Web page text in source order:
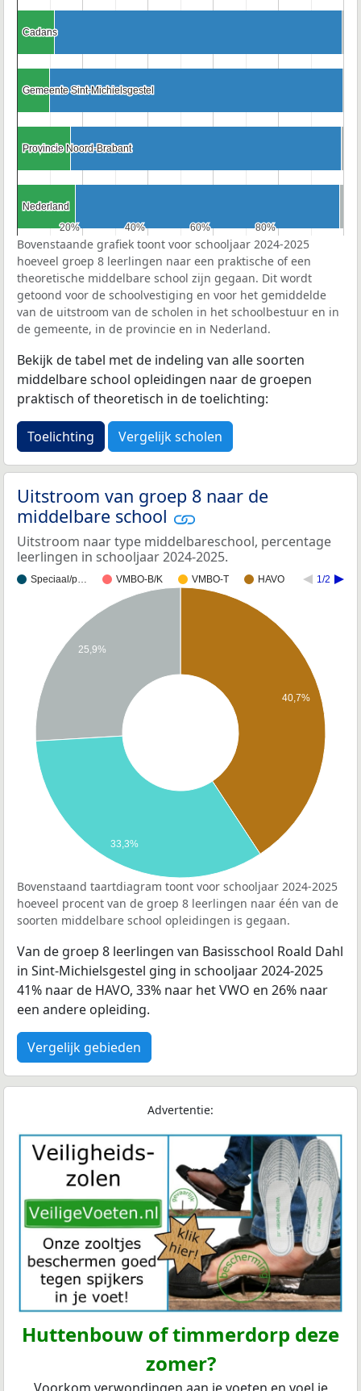
20%
20% 40%
40% 60%
60% 80%
80%
Cadans
Cadans
Gemeente Sint-Michielsgestel
Gemeente Sint-Michielsgestel
Provincie Noord-Brabant
Provincie Noord-Brabant
Nederland
Nederland
Bovenstaande grafiek toont voor schooljaar 2024-2025
hoeveel groep 8 leerlingen naar een praktische of een
theoretische middelbare school zijn gegaan. Dit wordt
getoond voor de schoolvestiging en voor het gemiddelde
van de uitstroom van de scholen in het schoolbestuur en in
de gemeente, in de provincie en in Nederland.
Bekijk de tabel met de indeling van alle soorten
middelbare school opleidingen naar de groepen
praktisch of theoretisch in de toelichting:
Toelichting Vergelijk scholen
Uitstroom van groep 8 naar de
middelbare school
Uitstroom naar type middelbareschool, percentage
leerlingen in schooljaar 2024-2025.
Speciaal/p… VMBO-B/K VMBO-T HAVO 1/2
40,7%
25,9%
33,3%
Bovenstaand taartdiagram toont voor schooljaar 2024-2025
hoeveel procent van de groep 8 leerlingen naar één van de
soorten middelbare school opleidingen is gegaan.
Van de groep 8 leerlingen van Basisschool Roald Dahl
in Sint-Michielsgestel ging in schooljaar 2024-2025
41% naar de HAVO, 33% naar het VWO en 26% naar
een andere opleiding.
Vergelijk gebieden
Advertentie:
Huttenbouw of timmerdorp deze
zomer?